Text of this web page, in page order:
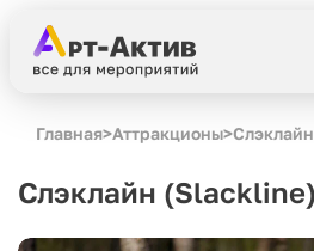
Главная>Аттракционы>
Слэклайн (Slackline)